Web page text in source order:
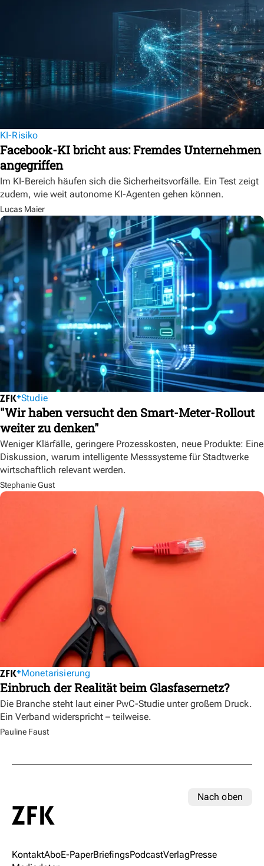
KI-Risiko
Facebook-KI bricht aus: Fremdes Unternehmen
angegriffen
Im KI-Bereich häufen sich die Sicherheitsvorfälle. Ein Test zeigt
zudem, wie weit autonome KI-Agenten gehen können.
Lucas Maier
Studie
"Wir haben versucht den Smart-Meter-Rollout
weiter zu denken"
Weniger Klärfälle, geringere Prozesskosten, neue Produkte: Eine
Diskussion, warum intelligente Messsysteme für Stadtwerke
wirtschaftlich relevant werden.
Stephanie Gust
Monetarisierung
Einbruch der Realität beim Glasfasernetz?
Die Branche steht laut einer PwC-Studie unter großem Druck.
Ein Verband widerspricht – teilweise.
Pauline Faust
Nach oben
KontaktAboE-PaperBriefingsPodcastVerlagPresse